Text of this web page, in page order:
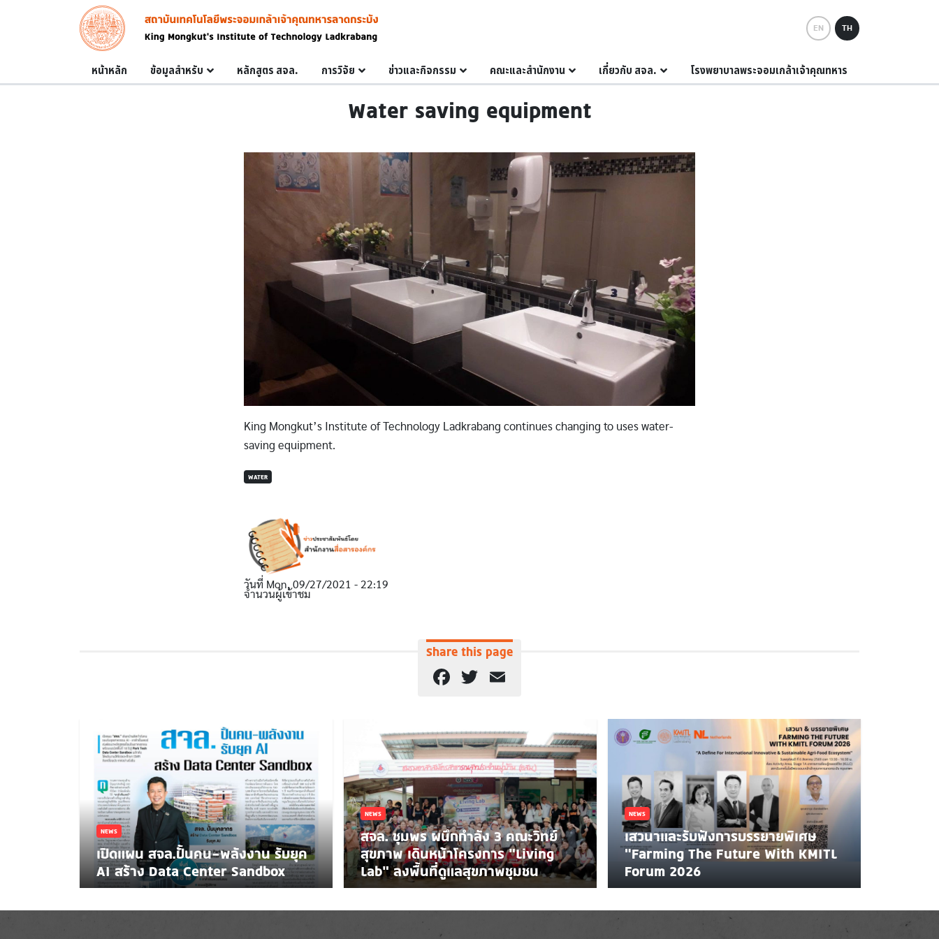
Skip to main content
Image
EN TH
Main navigation
หน้าหลัก ข้อมูลสำหรับ หลักสูตร สจล. การวิจัย ข่าวและกิจกรรม คณะและสำนักงาน เกี่ยวกับ สจล. โรงพยาบาลพระจอมเกล้าเจ้าคุณทหาร
Water saving equipment
King Mongkut’s Institute of Technology Ladkrabang continues changing to uses water-
saving equipment.
WATER
วันที่ Mon, 09/27/2021 - 22:19
จำนวนผู้เข้าชม
Share this page
Facebook
Twitter
NEWS
เปิดแผน สจล.ปั้นคน-พลังงาน รับยุค
AI สร้าง Data Center Sandbox
NEWS
สจล. ชุมพร ผนึกกำลัง 3 คณะวิทย์
สุขภาพ เดินหน้าโครงการ “Living
Lab” ลงพื้นที่ดูแลสุขภาพชุมชน
NEWS
เสวนาและรับฟังการบรรยายพิเศษ
"Farming The Future With KMITL
Forum 2026